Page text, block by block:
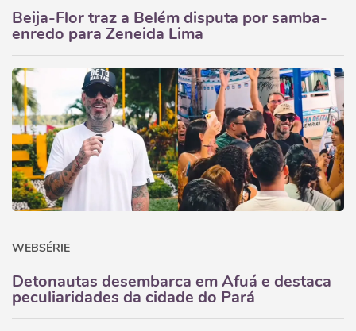
Beija-Flor traz a Belém disputa por samba-
enredo para Zeneida Lima
WEBSÉRIE
Detonautas desembarca em Afuá e destaca
peculiaridades da cidade do Pará